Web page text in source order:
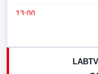
13:00
LABTV